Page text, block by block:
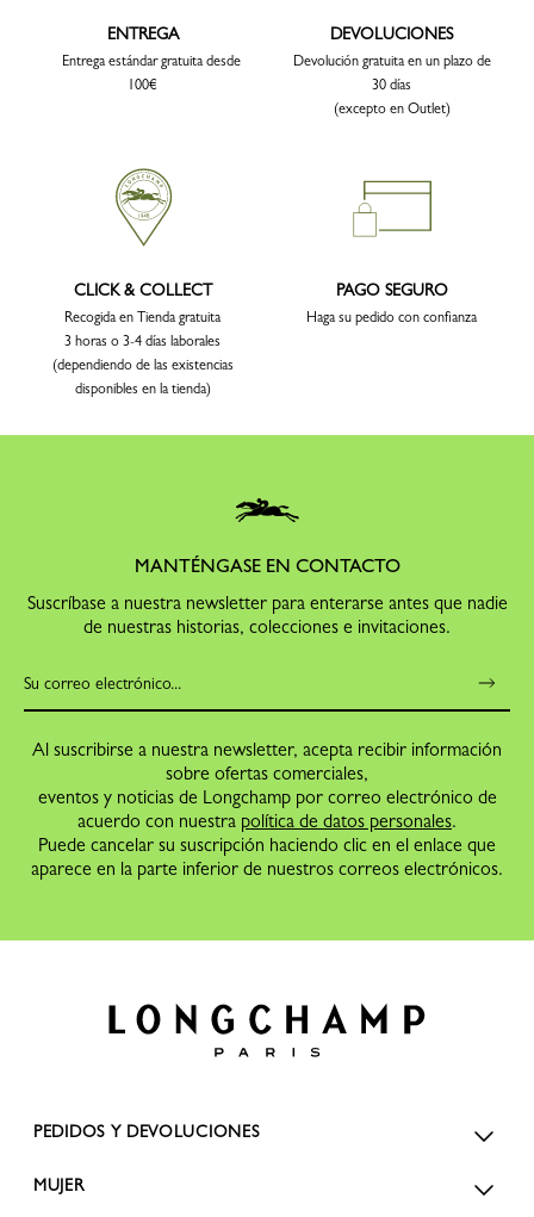
ENTREGA
Entrega estándar gratuita desde
100€
DEVOLUCIONES
Devolución gratuita en un plazo de
30 días
(excepto en Outlet)
CLICK & COLLECT
Recogida en Tienda gratuita
3 horas o 3-4 días laborales
(dependiendo de las existencias
disponibles en la tienda)
PAGO SEGURO
Haga su pedido con confianza
MANTÉNGASE EN CONTACTO
Suscríbase a nuestra newsletter para enterarse antes que nadie
de nuestras historias, colecciones e invitaciones.
Al suscribirse a nuestra newsletter, acepta recibir información
sobre ofertas comerciales,
eventos y noticias de Longchamp por correo electrónico de
acuerdo con nuestra política de datos personales.
Puede cancelar su suscripción haciendo clic en el enlace que
aparece en la parte inferior de nuestros correos electrónicos.
PEDIDOS Y DEVOLUCIONES
MUJER